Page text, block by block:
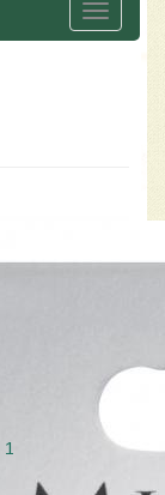
Toggle
1